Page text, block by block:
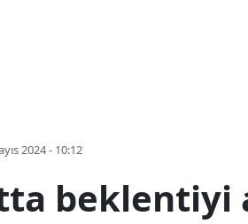
2024 - 10:12
beklentiyi